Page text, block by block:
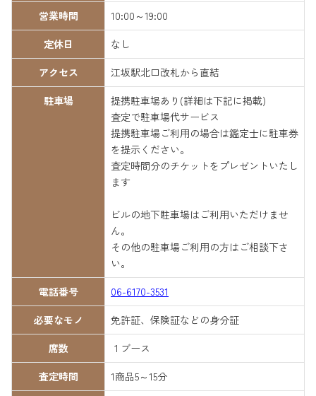
営業時間
10:00～19:00
定休日
なし
アクセス
江坂駅北口改札から直結
駐車場
提携駐車場あり(詳細は下記に掲載)
査定で駐車場代サービス
提携駐車場ご利用の場合は鑑定士に駐車券
を提示ください。
査定時間分のチケットをプレゼントいたし
ます
ビルの地下駐車場はご利用いただけませ
ん。
その他の駐車場ご利用の方はご相談下さ
い。
電話番号
06-6170-3531
必要なモノ
免許証、保険証などの身分証
席数
１ブース
査定時間
1商品5～15分